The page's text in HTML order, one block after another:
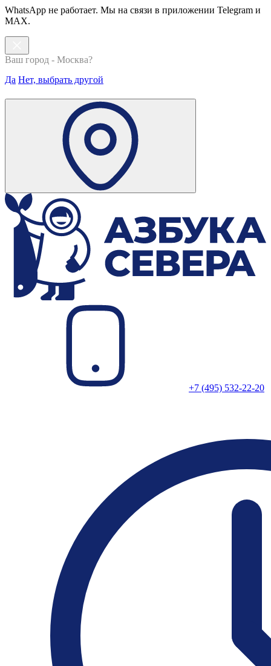
WhatsApp не работает. Мы на связи в приложении Telegram и
MAX.
Ваш город - Москва?
Да Нет, выбрать другой
+7 (495) 532-22-20